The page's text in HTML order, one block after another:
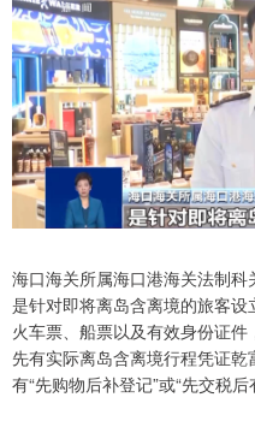
海口海关所属海口港海关法制
是针对即将离岛含离境的旅客设
火车票、船票以及有效身份证
先有实际离岛含离境行程凭证
有“先购物后补登记”或“先交税